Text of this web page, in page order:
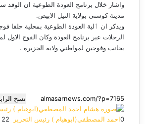
واشار خلال برنامج العودة الطوعية ان الوفد
مدينة كوستي بولاية النيل الابيض.
ويذكر ان ٱلية العودة الطوعية بمحلية حلفا
الرحلات عبر برنامج العودة وكان الفوج الاول
بحانب وفوجين لمواطني ولاية الجزيرة .
نسخ
احمد المصطفي(ابوهيام ) رئيس التحرير
أ22 أبريل، 2025
0